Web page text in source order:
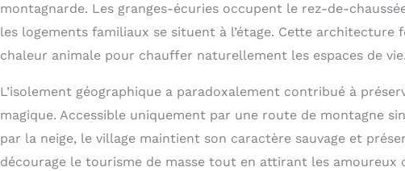
montagnarde. Les granges-écuries occupent le rez-de-
les logements familiaux se situent à l’étage. Cette
chaleur animale pour chauffer naturellement les espaces de vie.
L’isolement géographique a paradoxalement contribué à
magique. Accessible uniquement par une route de montagne
par la neige, le village maintient son caractère sauvage et
décourage le tourisme de masse tout en attirant les amoureux